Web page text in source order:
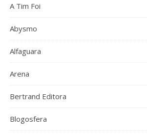
A Tim Foi
Abysmo
Alfaguara
Arena
Bertrand Editora
Blogosfera